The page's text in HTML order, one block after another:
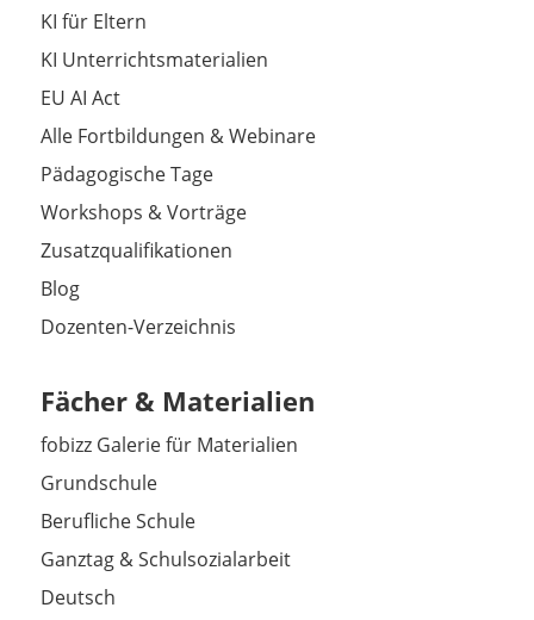
KI für Eltern
KI Unterrichtsmaterialien
EU AI Act
Alle Fortbildungen & Webinare
Pädagogische Tage
Workshops & Vorträge
Zusatzqualifikationen
Blog
Dozenten-Verzeichnis
Fächer & Materialien
fobizz Galerie für Materialien
Grundschule
Berufliche Schule
Ganztag & Schulsozialarbeit
Deutsch